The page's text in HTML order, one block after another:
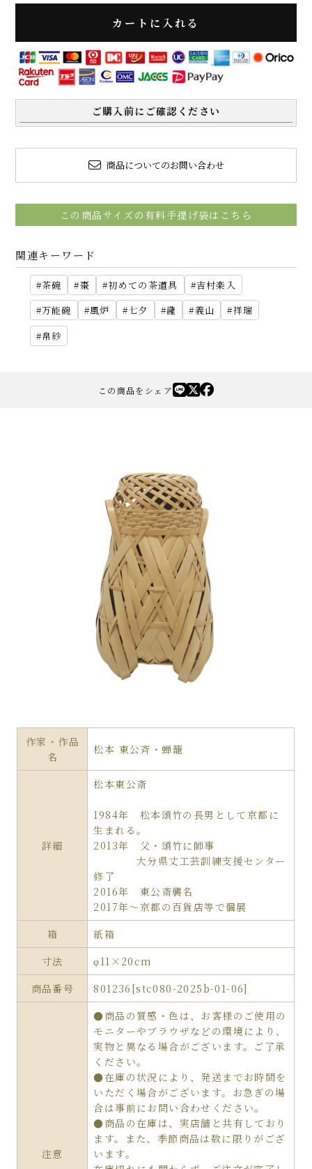
カートに入れる
ご購入前にご確認ください
商品についてのお問い合わせ
この商品サイズの有料手提げ袋はこちら
関連キーワード
茶碗 棗 初めての茶道具
吉村楽入
万能碗
風炉 七夕 瀧 義山
祥瑞
帛紗
この商品をシェア
作家・作品
名
松本 東公斉・蝉籠
詳細
松本東公斎
1984年 松本頌竹の長男として京都に
生まれる。
2013年 父・頌竹に師事
大分県丈工芸訓練支援センター
修了
2016年 東公斎襲名
2017年～京都の百貨店等で個展
箱
紙箱
寸法
φ11×20cm
商品番号
801236[stc080-2025b-01-06]
注意
●商品の質感・色は、お客様のご使用の
モニターやブラウザなどの環境により、
実物と異なる場合がございます。ご了承
ください。
●在庫の状況により、発送までお時間を
いただく場合がございます。お急ぎの場
合は事前にお問い合わせください。
●商品の在庫は、実店舗と共有しており
ます。また、季節商品は数に限りがござ
います。